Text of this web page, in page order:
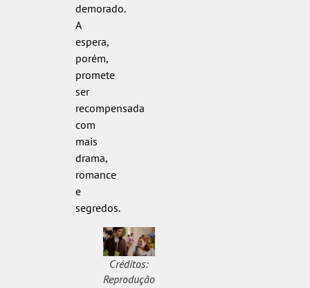
demorado.
A
espera,
porém,
promete
ser
recompensada
com
mais
drama,
romance
e
segredos.
Créditos:
Reprodução